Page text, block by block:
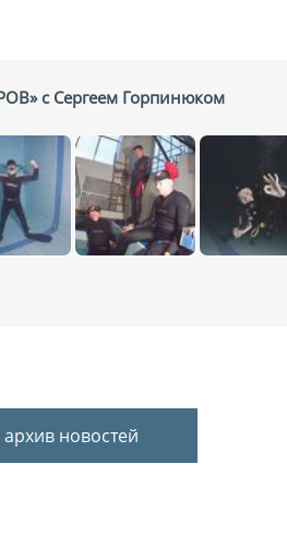
с Сергеем Горпинюком
архив новостей